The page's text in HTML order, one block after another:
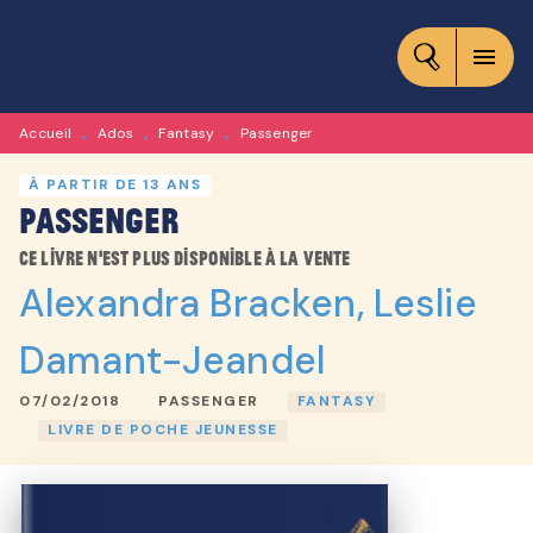
CONTENU
menu
Accueil • Ados • Fantasy • Passenger
À PARTIR DE 13 ANS
Passenger
Ce livre n'est plus disponible à la vente
Alexandra Bracken, Leslie
Damant-Jeandel
07/02/2018 PASSENGER
FANTASY
LIVRE DE POCHE JEUNESSE